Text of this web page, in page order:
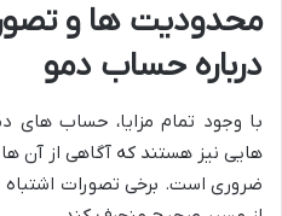
محدودیت ها و
درباره حساب دمو
با وجود تمام مزایا، حساب
هایی نیز هستند که آگاهی از آن ها
ضروری است. برخی تصورات اشتباه